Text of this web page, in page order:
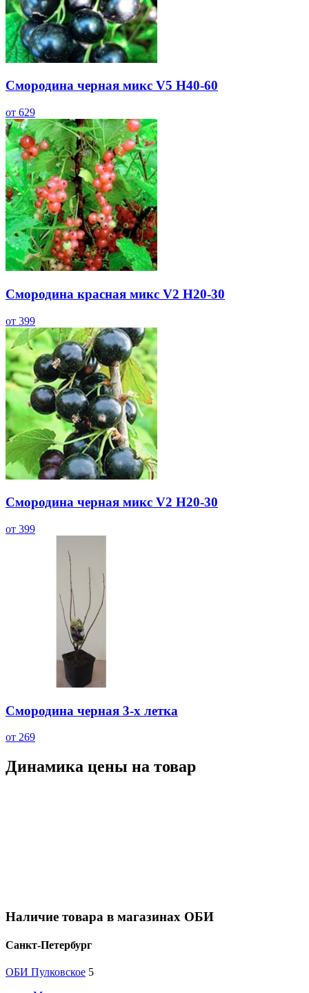
Смородина черная микс V5 H40-60
от 629
Смородина красная микс V2 H20-30
от 399
Смородина черная микс V2 H20-30
от 399
Смородина черная 3-х летка
от 269
Динамика цены на товар
Наличие товара в магазинах ОБИ
Санкт-Петербург
ОБИ Пулковское 5